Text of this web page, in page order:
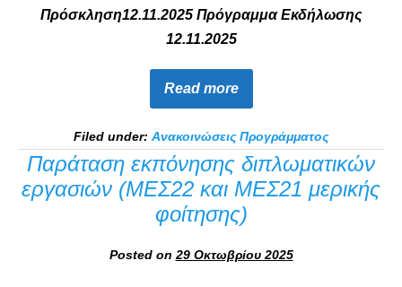
Πρόσκληση12.11.2025 Πρόγραμμα Εκδήλωσης
12.11.2025
Read more
Filed under: Ανακοινώσεις Προγράμματος
Παράταση εκπόνησης διπλωματικών
εργασιών (ΜΕΣ22 και ΜΕΣ21 μερικής
φοίτησης)
Posted on 29 Οκτωβρίου 2025